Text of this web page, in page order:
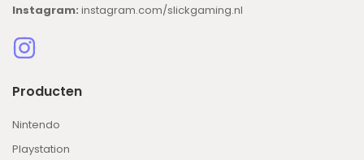
Instagram: instagram.com/slickgaming.nl
Producten
Nintendo
Playstation